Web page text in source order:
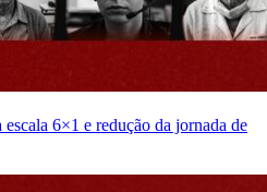
6×1 e redução da jornada de